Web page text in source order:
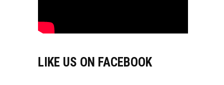
LIKE US ON FACEBOOK